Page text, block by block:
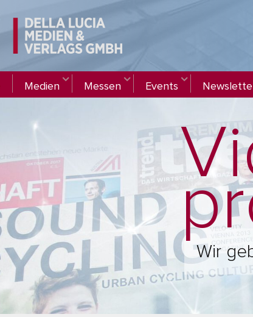
Medien Messen Events
Wir